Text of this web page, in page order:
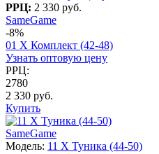
РРЦ: 2 330 руб.
SameGame
-8%
01 X Комплект (42-48)
Узнать оптовую цену
РРЦ:
2780
2 330 руб.
Купить
SameGame
Модель: 11 X Туника (44-50)